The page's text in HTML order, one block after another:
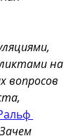
на
вопросов
Зачем